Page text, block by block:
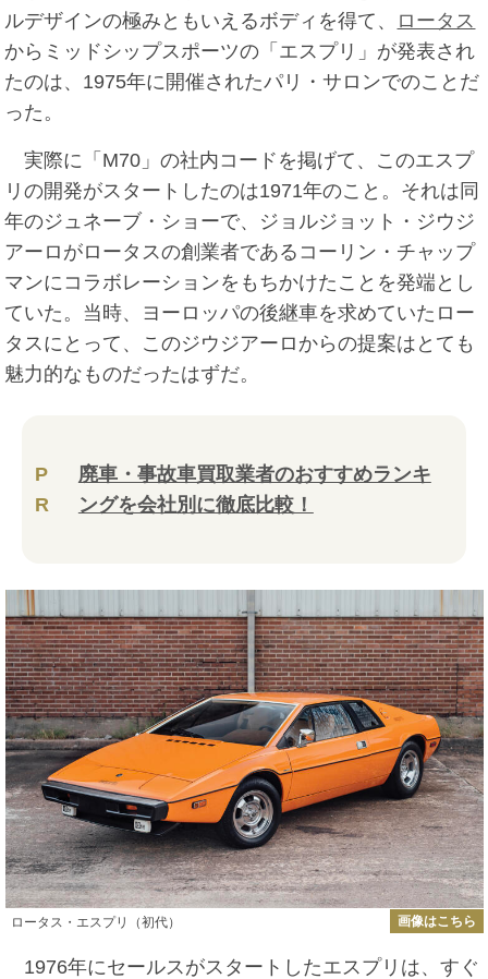
ルデザインの極みともいえるボディを得て、
ロータス
からミッドシップスポーツの「エスプリ」が発表され
たのは、1975年に開催されたパリ・サロンでのことだ
った。
実際に「M70」の社内コードを掲げて、このエスプ
リの開発がスタートしたのは1971年のこと。それは同
年のジュネーブ・ショーで、ジョルジョット・ジウジ
アーロがロータスの創業者であるコーリン・チャップ
マンにコラボレーションをもちかけたことを発端とし
ていた。当時、ヨーロッパの後継車を求めていたロー
タスにとって、このジウジアーロからの提案はとても
魅力的なものだったはずだ。
P
R
廃車・事故車買取業者のおすすめランキ
ングを会社別に徹底比較！
ロータス・エスプリ（初代） 画像はこちら
1976年にセールスがスタートしたエスプリは、すぐ